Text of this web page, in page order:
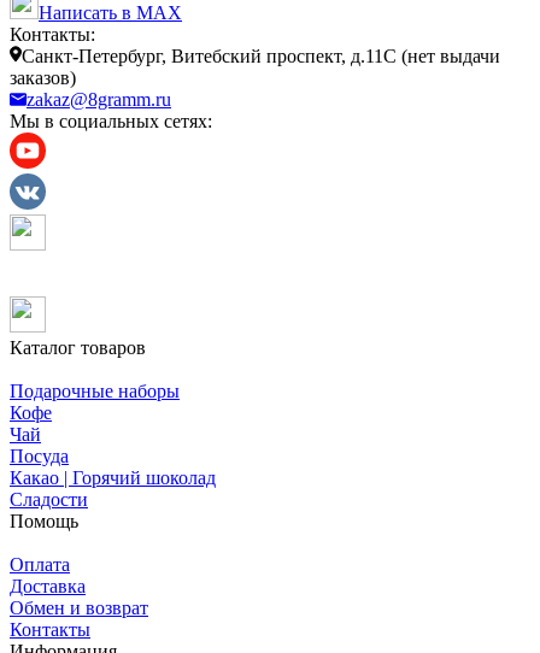
Написать в MAX
Контакты:
Санкт-Петербург, Витебский проспект, д.11С (нет выдачи
заказов)
zakaz@8gramm.ru
Мы в социальных сетях:
Каталог товаров
Подарочные наборы
Кофе
Чай
Посуда
Какао | Горячий шоколад
Сладости
Помощь
Оплата
Доставка
Обмен и возврат
Контакты